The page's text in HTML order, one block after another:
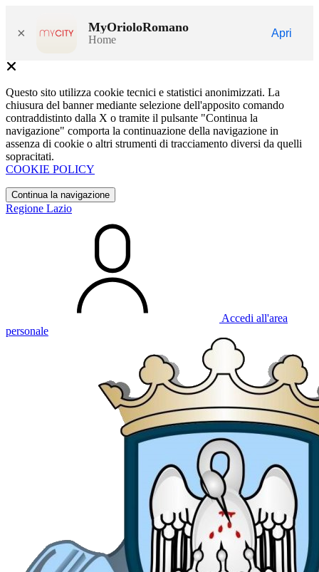
× MyOrioloRomano
Home
Apri
Questo sito utilizza cookie tecnici e statistici anonimizzati. La
chiusura del banner mediante selezione dell'apposito comando
contraddistinto dalla X o tramite il pulsante "Continua la
navigazione" comporta la continuazione della navigazione in
assenza di cookie o altri strumenti di tracciamento diversi da quelli
sopracitati.
COOKIE POLICY
Continua la navigazione
Regione Lazio
Accedi all'area
personale